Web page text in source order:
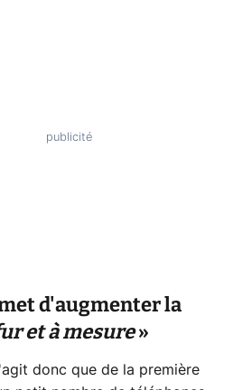
d'augmenter la
et à mesure»
donc que de la première